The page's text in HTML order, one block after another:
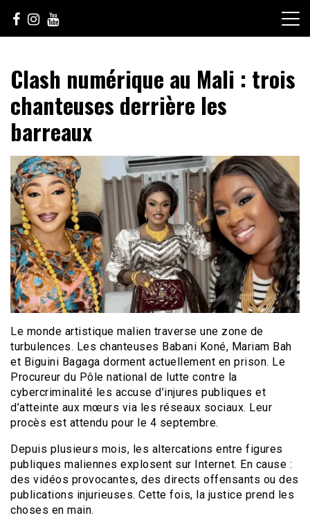
content
sunuculture
Clash numérique au Mali : trois
chanteuses derrière les
barreaux
Le monde artistique malien traverse une zone de
turbulences. Les chanteuses Babani Koné, Mariam Bah
et Biguini Bagaga dorment actuellement en prison. Le
Procureur du Pôle national de lutte contre la
cybercriminalité les accuse d’injures publiques et
d’atteinte aux mœurs via les réseaux sociaux. Leur
procès est attendu pour le 4 septembre.
Depuis plusieurs mois, les altercations entre figures
publiques maliennes explosent sur Internet. En cause :
des vidéos provocantes, des directs offensants ou des
publications injurieuses. Cette fois, la justice prend les
choses en main.